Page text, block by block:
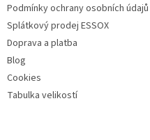
Podmínky ochrany osobních údajů
Splátkový prodej ESSOX
Doprava a platba
Blog
Cookies
Tabulka velikostí